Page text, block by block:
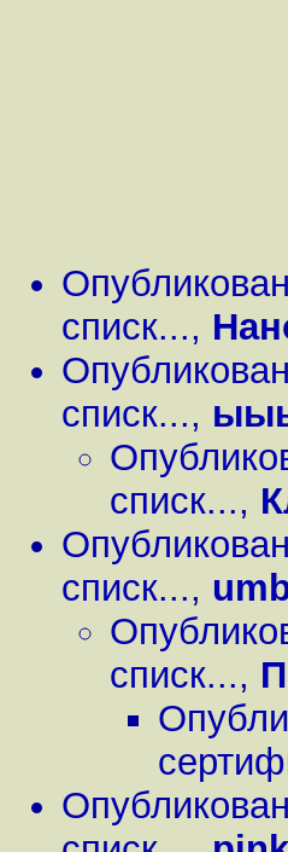
списк...,
списк...,
списк...,
списк...,
списк...,